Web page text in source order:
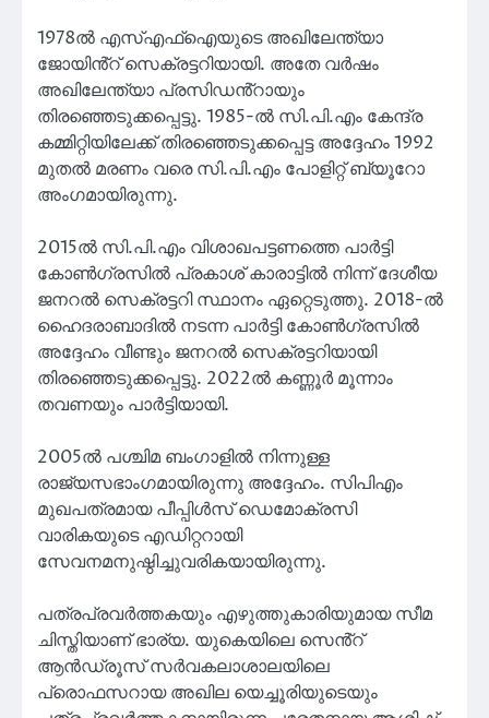
1978ൽ എസ്എഫ്ഐയുടെ അഖിലേന്ത്യാ
ജോയിൻ്റ് സെക്രട്ടറിയായി. അതേ വർഷം
അഖിലേന്ത്യാ പ്രസിഡൻ്റായും
തിരഞ്ഞെടുക്കപ്പെട്ടു. 1985-ൽ സി.പി.എം കേന്ദ്ര
കമ്മിറ്റിയിലേക്ക് തിരഞ്ഞെടുക്കപ്പെട്ട അദ്ദേഹം 1992
മുതൽ മരണം വരെ സി.പി.എം പോളിറ്റ് ബ്യൂറോ
അംഗമായിരുന്നു.
2015ൽ സി.പി.എം വിശാഖപട്ടണത്തെ പാർട്ടി
കോൺഗ്രസിൽ പ്രകാശ് കാരാട്ടിൽ നിന്ന് ദേശീയ
ജനറൽ സെക്രട്ടറി സ്ഥാനം ഏറ്റെടുത്തു. 2018-ൽ
ഹൈദരാബാദിൽ നടന്ന പാർട്ടി കോൺഗ്രസിൽ
അദ്ദേഹം വീണ്ടും ജനറൽ സെക്രട്ടറിയായി
തിരഞ്ഞെടുക്കപ്പെട്ടു. 2022ൽ കണ്ണൂർ മൂന്നാം
തവണയും പാർട്ടിയായി.
2005ൽ പശ്ചിമ ബംഗാളിൽ നിന്നുള്ള
രാജ്യസഭാംഗമായിരുന്നു അദ്ദേഹം. സിപിഎം
മുഖപത്രമായ പീപ്പിൾസ് ഡെമോക്രസി
വാരികയുടെ എഡിറ്ററായി
സേവനമനുഷ്ഠിച്ചുവരികയായിരുന്നു.
പത്രപ്രവർത്തകയും എഴുത്തുകാരിയുമായ സീമ
ചിസ്തിയാണ് ഭാര്യ. യുകെയിലെ സെൻ്റ്
ആൻഡ്രൂസ് സർവകലാശാലയിലെ
പ്രൊഫസറായ അഖില യെച്ചൂരിയുടെയും